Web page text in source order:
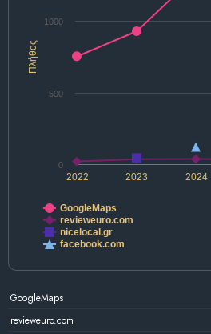
Πλήθος
2022 2024
2023
0
500
1000
GoogleMaps
revieweuro.com
nicelocal.gr
facebook.com
GoogleMaps
revieweuro.com